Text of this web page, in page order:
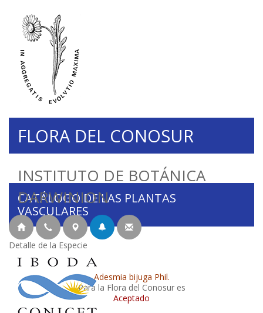
INSTITUTO DE BOTÁNICA
DARWINION
FLORA DEL CONOSUR
CATÁLOGO DE LAS PLANTAS
VASCULARES
Detalle de la Especie
Adesmia bijuga Phil.
Para la Flora del Conosur es
Aceptado